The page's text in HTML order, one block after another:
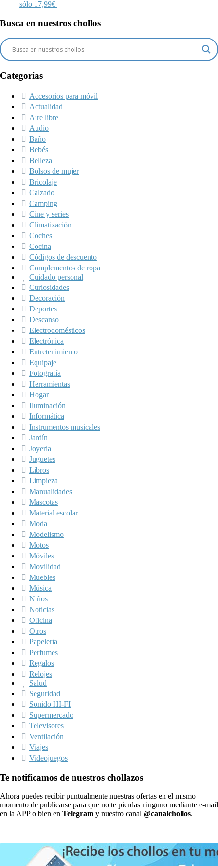
sólo 17,99€
Busca en nuestros chollos
Categorías
Accesorios para móvil
Actualidad
Aire libre
Audio
Baño
Bebés
Belleza
Bolsos de mujer
Bricolaje
Calzado
Camping
Cine y series
Climatización
Coches
Cocina
Códigos de descuento
Complementos de ropa
Cuidado personal
Curiosidades
Decoración
Deportes
Descanso
Electrodomésticos
Electrónica
Entretenimiento
Equipaje
Fotografía
Herramientas
Hogar
Iluminación
Informática
Instrumentos musicales
Jardín
Joyeria
Juguetes
Libros
Limpieza
Manualidades
Mascotas
Material escolar
Moda
Modelismo
Motos
Móviles
Movilidad
Muebles
Música
Niños
Noticias
Oficina
Otros
Papelería
Perfumes
Regalos
Relojes
Salud
Seguridad
Sonido HI-FI
Supermercado
Televisores
Ventilación
Viajes
Videojuegos
Te notificamos de nuestros chollazos
Ahora puedes recibir puntualmente nuestras ofertas en el mismo
momento de publicarse para que no te pierdas ninguno mediante e-mail
en la APP o bien en Telegram y nuestro canal @canalchollos.